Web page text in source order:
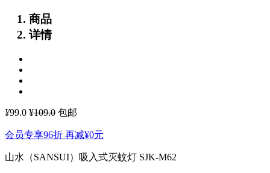
商品
详情
¥99.0 ¥109.0 包邮
会员专享96折 再减¥0元
山水（SANSUI）吸入式灭蚊灯 SJK-M62